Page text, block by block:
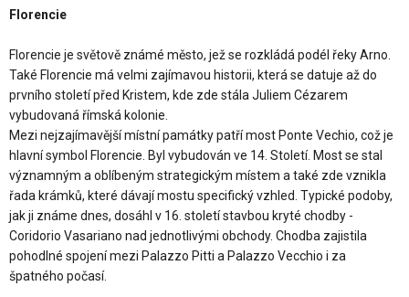
Florencie
Florencie je světově známé město, jež se rozkládá podél řeky Arno.
Také Florencie má velmi zajímavou historii, která se datuje až do
prvního století před Kristem, kde zde stála Juliem Cézarem
vybudovaná římská kolonie.
Mezi nejzajímavější místní památky patří most Ponte Vechio, což je
hlavní symbol Florencie. Byl vybudován ve 14. Století. Most se stal
významným a oblíbeným strategickým místem a také zde vznikla
řada krámků, které dávají mostu specifický vzhled. Typické podoby,
jak ji známe dnes, dosáhl v 16. století stavbou kryté chodby -
Coridorio Vasariano nad jednotlivými obchody. Chodba zajistila
pohodlné spojení mezi Palazzo Pitti a Palazzo Vecchio i za
špatného počasí.